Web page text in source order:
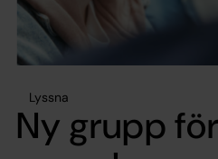
Lyssna
Ny grupp